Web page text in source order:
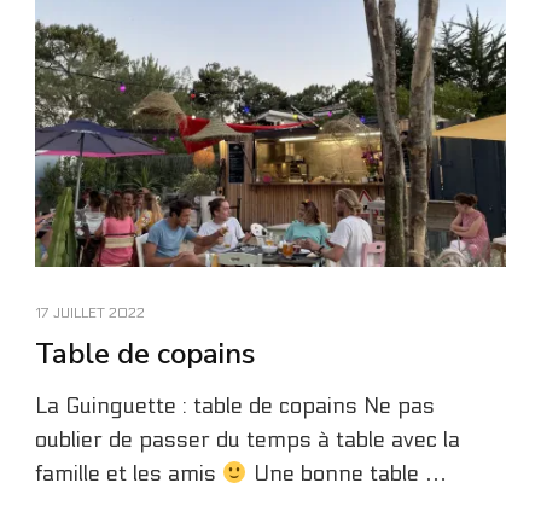
17 JUILLET 2022
Table de copains
La Guinguette : table de copains Ne pas
oublier de passer du temps à table avec la
famille et les amis
Une bonne table …